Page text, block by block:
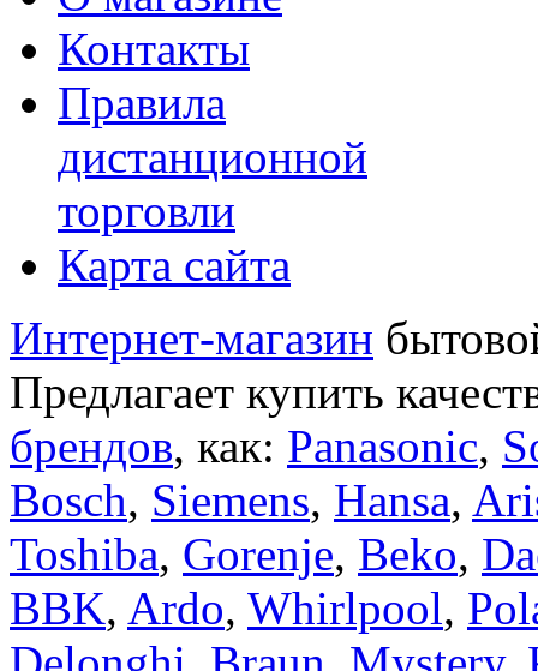
Контакты
Правила
дистанционной
торговли
Карта сайта
Интернет-магазин
Предлагает купить
брендов, как: Panasonic,
Bosch, Siemens, Hansa,
Toshiba, Gorenje, Beko,
BBK, Ardo, Whirlpool,